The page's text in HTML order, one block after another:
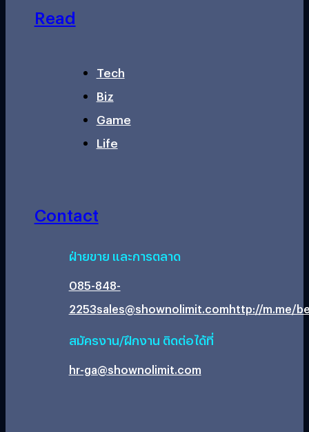
Read
Tech
Biz
Game
Life
Contact
ฝ่ายขาย และการตลาด
085-848-
2253sales@shownolimit.comhttp://m.me/
สมัครงาน/ฝึกงาน ติดต่อได้ที่
hr-ga@shownolimit.com